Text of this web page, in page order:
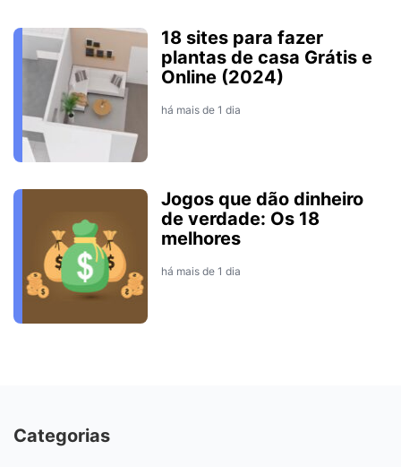
18 sites para fazer
plantas de casa Grátis e
Online (2024)
há mais de 1 dia
Jogos que dão dinheiro
de verdade: Os 18
melhores
há mais de 1 dia
Categorias